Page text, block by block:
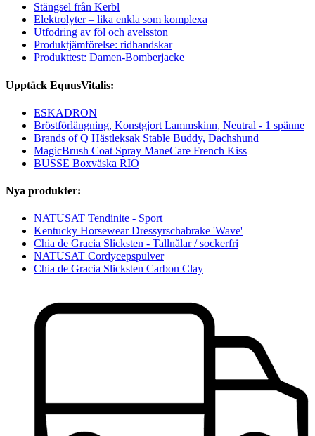
Stängsel från Kerbl
Elektrolyter – lika enkla som komplexa
Utfodring av föl och avelsston
Produktjämförelse: ridhandskar
Produkttest: Damen-Bomberjacke
Upptäck EquusVitalis:
ESKADRON
Bröstförlängning, Konstgjort Lammskinn, Neutral - 1 spänne
Brands of Q Hästleksak Stable Buddy, Dachshund
MagicBrush Coat Spray ManeCare French Kiss
BUSSE Boxväska RIO
Nya produkter:
NATUSAT Tendinite - Sport
Kentucky Horsewear Dressyrschabrake 'Wave'
Chia de Gracia Slicksten - Tallnålar / sockerfri
NATUSAT Cordycepspulver
Chia de Gracia Slicksten Carbon Clay